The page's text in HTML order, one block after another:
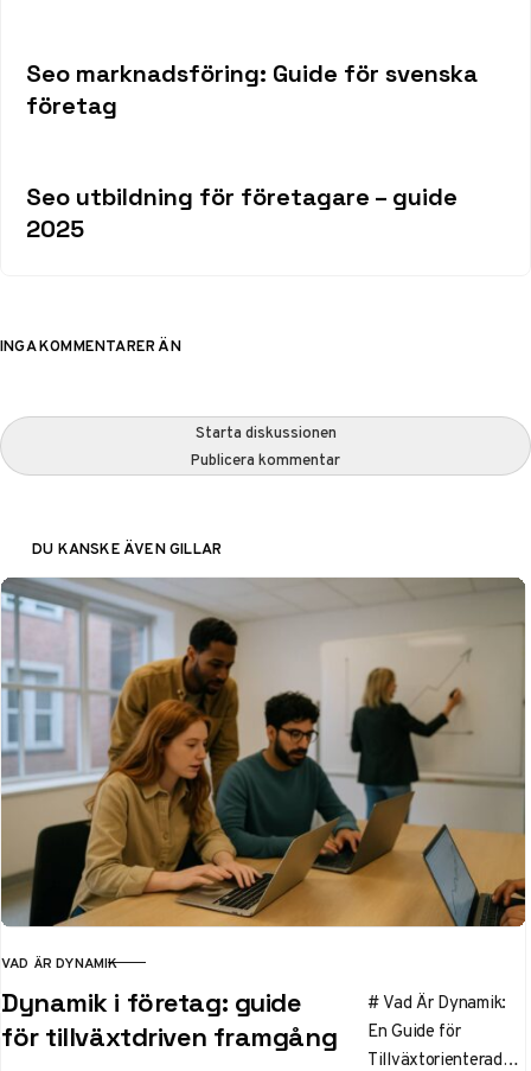
Seo marknadsföring: Guide för svenska
företag
Seo utbildning för företagare – guide
2025
INGA KOMMENTARER ÄN
Starta diskussionen
Publicera kommentar
DU KANSKE ÄVEN GILLAR
KATEGORI
VAD ÄR DYNAMIK
Dynamik i företag: guide
för tillväxtdriven framgång
# Vad Är Dynamik:
En Guide för
Tillväxtorienterade